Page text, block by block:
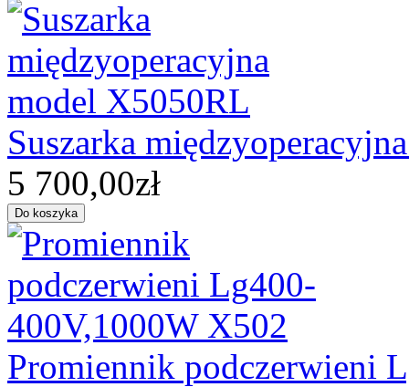
Suszarka
5 700,00zł
Promiennik podczerwieni